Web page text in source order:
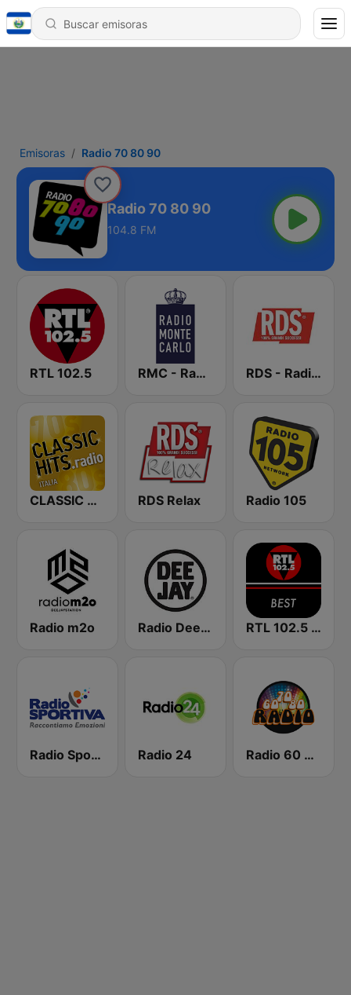
Emisoras Radio 70 80 90
Radio 70 80 90
104.8 FM
RTL 102.5 RMC - Radio Monte Carlo RDS - Radio Dimensione Suono
CLASSIC HITS anni 70 80 90 RDS Relax Radio 105
Radio m2o Radio Deejay RTL 102.5 - Best
Radio Sportiva Radio 24 Radio 60 70 80